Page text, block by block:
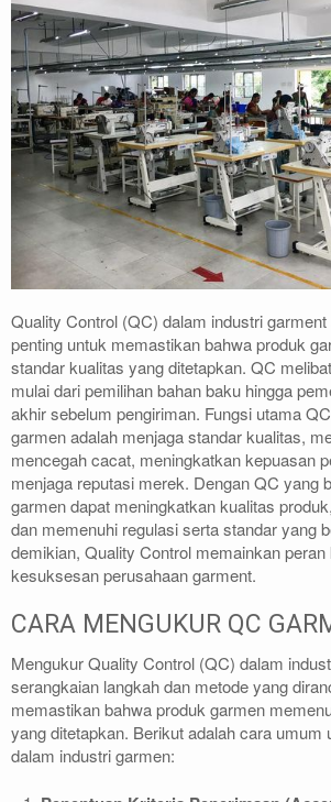
Quality Control (QC) dalam industri
penting untuk memastikan bahwa produk
standar kualitas yang ditetapkan. QC
mulai dari pemilihan bahan baku hingga
akhir sebelum pengiriman. Fungsi utama
garmen adalah menjaga standar kualitas,
mencegah cacat, meningkatkan kepuasan
menjaga reputasi merek. Dengan QC yang
garmen dapat meningkatkan kualitas
dan memenuhi regulasi serta standar yang
demikian, Quality Control memainkan peran
kesuksesan perusahaan garment.
CARA MENGUKUR QC
Mengukur Quality Control (QC) dalam
serangkaian langkah dan metode yang
memastikan bahwa produk garmen
yang ditetapkan. Berikut adalah cara umum
dalam industri garmen: